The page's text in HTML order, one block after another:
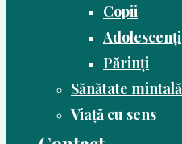
Copii
Adolescenți
Părinți
Sănătate mintală
Viață cu sens